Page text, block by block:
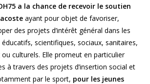
a la chance de recevoir le soutien
ayant pour objet de favoriser,
des projets d’intérêt général dans les
scientifiques, sociaux, sanitaires,
culturels. Elle promeut en particulier
à travers des projets d’insertion social et
par le sport, pour les jeunes